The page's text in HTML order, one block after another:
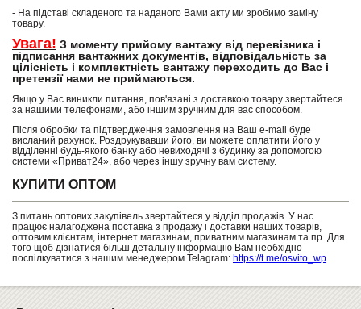
- На підставі складеного та наданого Вами акту ми зробимо заміну
товару.
Увага! З моменту прийому вантажу від перевізника і
підписання вантажних документів, відповідальність за
цілісність і комплектність вантажу переходить до Вас і
претензії нами не приймаються.
Якщо у Вас виникли питання, пов'язані з доставкою товару звертайтеся
за нашими телефонами, або іншим зручним для вас способом.
Після обробки та підтвердження замовлення на Ваш e-mail буде
висланий рахунок. Роздрукувавши його, ви можете оплатити його у
відділенні будь-якого банку або невиходячі з будинку за допомогою
системи «Приват24», або через іншу зручну вам систему.
КУПИТИ ОПТОМ
З питань оптових закупівель звертайтеся у відділ продажів. У нас
працює налагоджена поставка з продажу і доставки наших товарів,
оптовим клієнтам, інтернет магазинам, приватним магазинам та пр. Для
того щоб дізнатися більш детальну інформацію Вам необхідно
поспілкуватися з нашим менеджером.Telagram: https://t.me/osvito_wp